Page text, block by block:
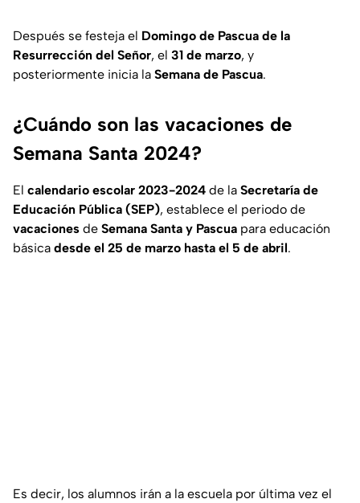
Después se festeja el Domingo de Pascua de la
Resurrección del Señor, el 31 de marzo, y
posteriormente inicia la Semana de Pascua.
¿Cuándo son las vacaciones de
Semana Santa 2024?
El calendario escolar 2023-2024 de la Secretaría de
Educación Pública (SEP), establece el periodo de
vacaciones de Semana Santa y Pascua para educación
básica desde el 25 de marzo hasta el 5 de abril.
Es decir, los alumnos irán a la escuela por última vez el